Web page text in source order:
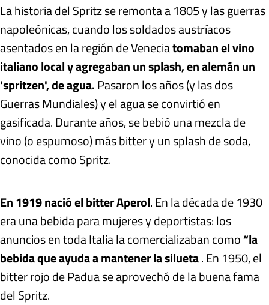
La historia del Spritz se remonta a 1805 y las guerras
napoleónicas, cuando los soldados austríacos
asentados en la región de Veneciatomaban el vino
italiano local y agregaban un splash, en alemán un
'spritzen', de agua.Pasaron los años (y las dos
Guerras Mundiales) y el agua se convirtió en
gasificada. Durante años, se bebió una mezcla de
vino (o espumoso) más bitter y un splash de soda,
conocida como Spritz.
En 1919 nació el bitter Aperol. En la década de 1930
era una bebida para mujeres y deportistas: los
anuncios en toda Italia la comercializaban como“la
bebida que ayuda a mantener la silueta. En 1950, el
bitter rojo de Padua se aprovechó de la buena fama
del Spritz.